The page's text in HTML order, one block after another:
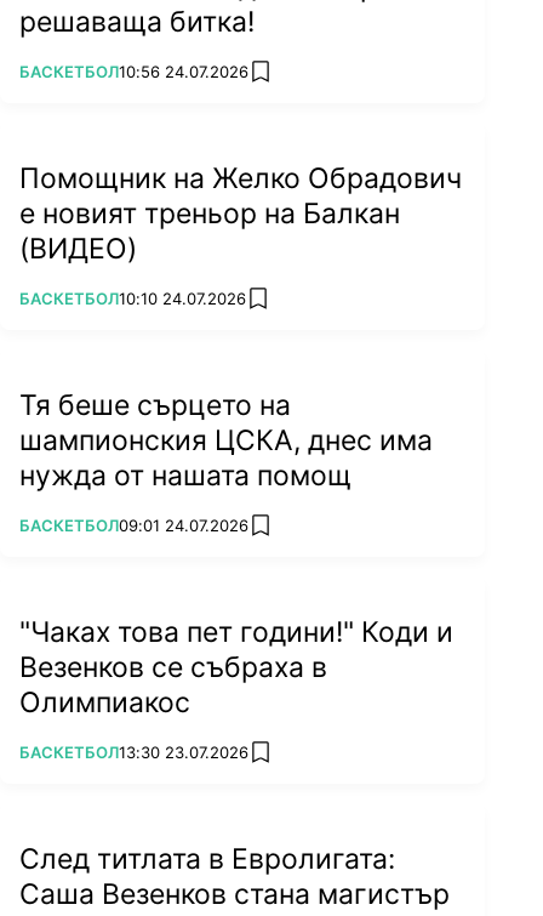
решаваща битка!
ПОВЕЧЕ ОТ
БАСКЕТБОЛ10:56 24.07.2026 add favorites
Помощник на Желко Обрадович
е новият треньор на Балкан
(ВИДЕО)
ПОВЕЧЕ ОТ
БАСКЕТБОЛ10:10 24.07.2026 add favorites
Тя беше сърцето на
шампионския ЦСКА, днес има
нужда от нашата помощ
ПОВЕЧЕ ОТ
БАСКЕТБОЛ09:01 24.07.2026 add favorites
"Чаках това пет години!" Коди и
Везенков се събраха в
Олимпиакос
ПОВЕЧЕ ОТ
БАСКЕТБОЛ13:30 23.07.2026 add favorites
След титлата в Евролигата:
Саша Везенков стана магистър